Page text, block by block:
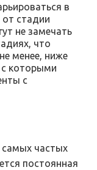
в
от стадии
не замечать
что
менее, ниже
которыми
с
частых
постоянная